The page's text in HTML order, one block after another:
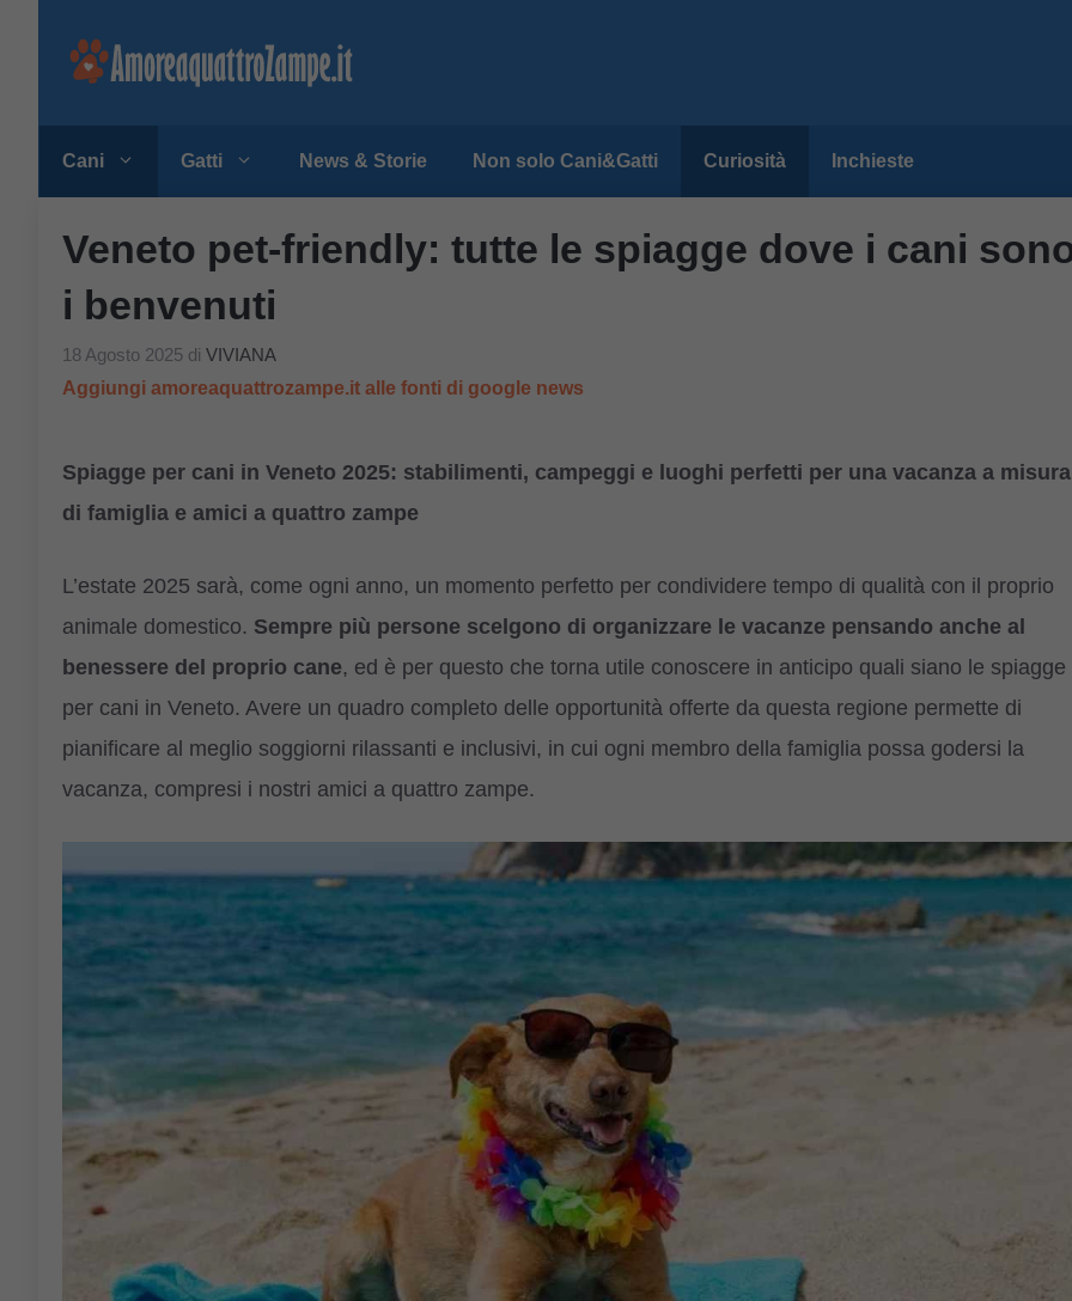
Cani Gatti News & Storie Non solo Cani&Gatti Curiosità Inchieste
Veneto pet-friendly: tutte le spiagge dove i cani
i benvenuti
18 Agosto 2025 di VIVIANA
Aggiungi amoreaquattrozampe.it alle fonti di google news
Spiagge per cani in Veneto 2025: stabilimenti, campeggi e luoghi perfetti per una vacanza a misura
di famiglia e amici a quattro zampe
L’estate 2025 sarà, come ogni anno, un momento perfetto per condividere tempo di qualità con il proprio
animale domestico. Sempre più persone scelgono di organizzare le vacanze pensando anche al
benessere del proprio cane, ed è per questo che torna utile conoscere in anticipo quali siano le spiagge
per cani in Veneto. Avere un quadro completo delle opportunità offerte da questa regione permette di
pianificare al meglio soggiorni rilassanti e inclusivi, in cui ogni membro della famiglia possa godersi la
vacanza, compresi i nostri amici a quattro zampe.